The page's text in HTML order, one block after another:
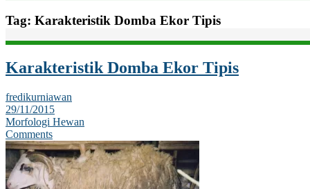
Tag: Karakteristik Domba Ekor Tipis
Karakteristik Domba Ekor Tipis
fredikurniawan
29/11/2015
Morfologi Hewan
Comments